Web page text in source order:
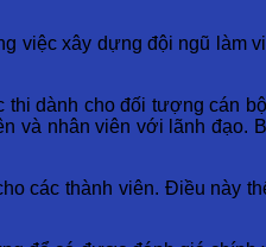
việc xây dựng đội ngũ làm
dành cho đối tượng cán
và nhân viên với lãnh đạo.
các thành viên. Điều này